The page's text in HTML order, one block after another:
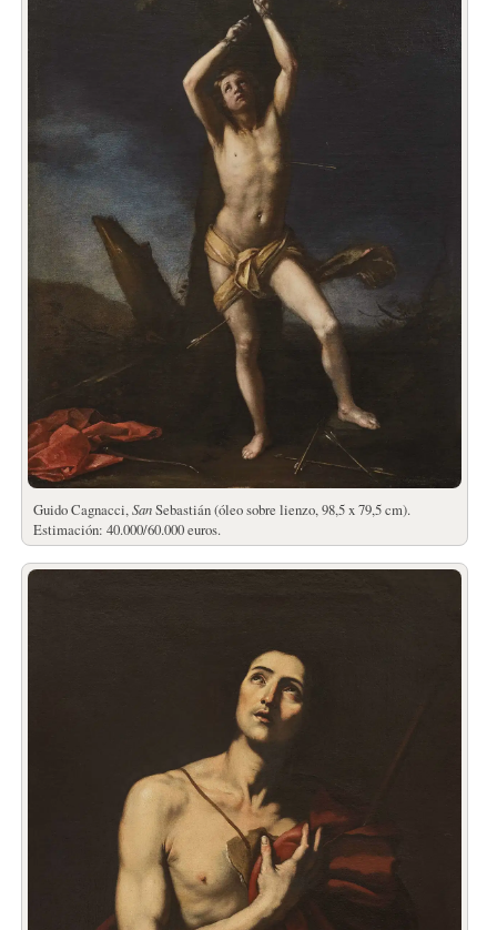
Guido Cagnacci,SanSebastián (óleo sobre lienzo, 98,5 x 79,5 cm).
Estimación: 40.000/60.000 euros.